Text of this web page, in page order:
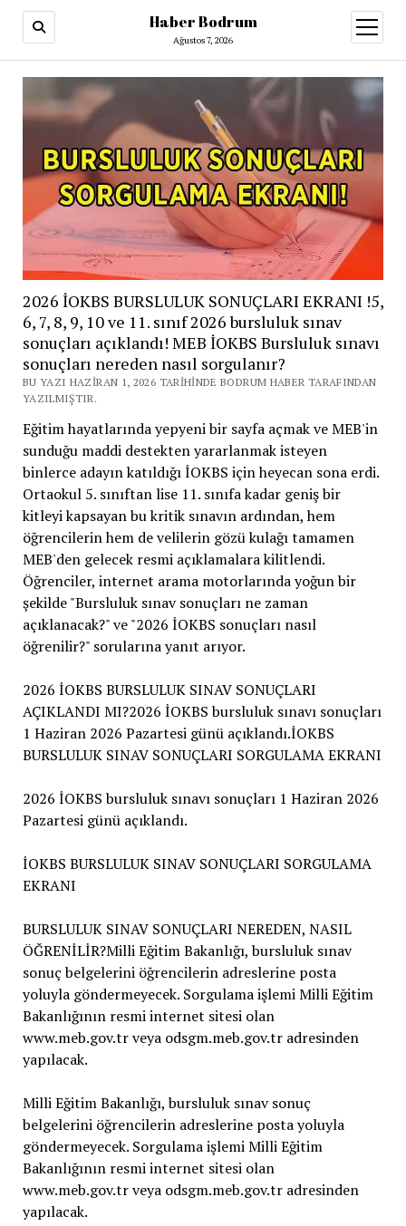
Haber Bodrum
Ağustos 7, 2026
aç
2026 İOKBS BURSLULUK SONUÇLARI EKRANI !5,
6, 7, 8, 9, 10 ve 11. sınıf 2026 bursluluk sınav
sonuçları açıklandı! MEB İOKBS Bursluluk sınavı
sonuçları nereden nasıl sorgulanır?
BU YAZI HAZIRAN 1, 2026 TARIHINDE BODRUM HABER TARAFINDAN
YAZILMIŞTIR.
Eğitim hayatlarında yepyeni bir sayfa açmak ve MEB'in
sunduğu maddi destekten yararlanmak isteyen
binlerce adayın katıldığı İOKBS için heyecan sona erdi.
Ortaokul 5. sınıftan lise 11. sınıfa kadar geniş bir
kitleyi kapsayan bu kritik sınavın ardından, hem
öğrencilerin hem de velilerin gözü kulağı tamamen
MEB'den gelecek resmi açıklamalara kilitlendi.
Öğrenciler, internet arama motorlarında yoğun bir
şekilde "Bursluluk sınav sonuçları ne zaman
açıklanacak?" ve "2026 İOKBS sonuçları nasıl
öğrenilir?" sorularına yanıt arıyor.
2026 İOKBS BURSLULUK SINAV SONUÇLARI
AÇIKLANDI MI?2026 İOKBS bursluluk sınavı sonuçları
1 Haziran 2026 Pazartesi günü açıklandı.İOKBS
BURSLULUK SINAV SONUÇLARI SORGULAMA EKRANI
2026 İOKBS bursluluk sınavı sonuçları 1 Haziran 2026
Pazartesi günü açıklandı.
İOKBS BURSLULUK SINAV SONUÇLARI SORGULAMA
EKRANI
BURSLULUK SINAV SONUÇLARI NEREDEN, NASIL
ÖĞRENİLİR?Milli Eğitim Bakanlığı, bursluluk sınav
sonuç belgelerini öğrencilerin adreslerine posta
yoluyla göndermeyecek. Sorgulama işlemi Milli Eğitim
Bakanlığının resmi internet sitesi olan
www.meb.gov.tr veya odsgm.meb.gov.tr adresinden
yapılacak.
Milli Eğitim Bakanlığı, bursluluk sınav sonuç
belgelerini öğrencilerin adreslerine posta yoluyla
göndermeyecek. Sorgulama işlemi Milli Eğitim
Bakanlığının resmi internet sitesi olan
www.meb.gov.tr veya odsgm.meb.gov.tr adresinden
yapılacak.